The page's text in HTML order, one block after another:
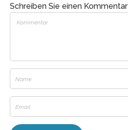
Schreiben Sie einen Kommentar